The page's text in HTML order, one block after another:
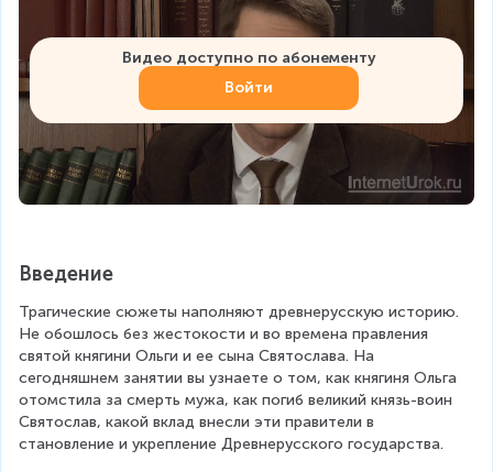
Видео доступно по абонементу
Войти
Введение
Трагические сюжеты наполняют древнерусскую историю.
Не обошлось без жестокости и во времена правления
святой княгини Ольги и ее сына Святослава. На
сегодняшнем занятии вы узнаете о том, как княгиня Ольга
отомстила за смерть мужа, как погиб великий князь-воин
Святослав, какой вклад внесли эти правители в
становление и укрепление Древнерусского государства.